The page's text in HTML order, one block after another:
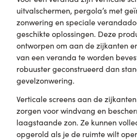
uitvalschermen, pergola’s met
zonwering en speciale
geschikte oplossingen. Deze
ontworpen om aan de zijkanten
van een veranda te worden
robuuster geconstrueerd dan
gevelzonwering.
Verticale screens aan de
zorgen voor windvang en
laagstaande zon. Ze kunnen
opgerold als je de ruimte wilt